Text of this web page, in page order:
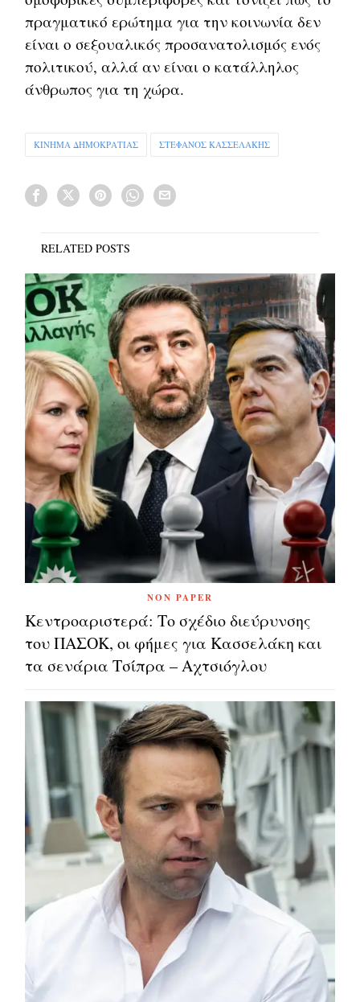
πραγματικό ερώτημα για την κοινωνία δεν
είναι ο σεξουαλικός προσανατολισμός ενός
πολιτικού, αλλά αν είναι ο κατάλληλος
άνθρωπος για τη χώρα.
ΚΙΝΗΜΑ ΔΗΜΟΚΡΑΤΙΑΣ ΣΤΕΦΑΝΟΣ ΚΑΣΣΕΛΑΚΗΣ
RELATED POSTS
NON PAPER
Κεντροαριστερά: Το σχέδιο διεύρυνσης
του ΠΑΣΟΚ, οι φήμες για Κασσελάκη και
τα σενάρια Τσίπρα – Αχτσιόγλου